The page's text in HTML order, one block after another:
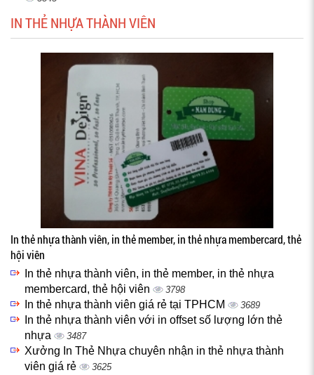
IN THẺ NHỰA THÀNH VIÊN
In thẻ nhựa thành viên, in thẻ member, in thẻ nhựa membercard, thẻ
hội viên
In thẻ nhựa thành viên, in thẻ member, in thẻ nhựa
membercard, thẻ hội viên
3798
In thẻ nhựa thành viên giá rẻ tại TPHCM 3689
In thẻ nhựa thành viên với in offset số lượng lớn thẻ
nhựa
3487
Xưởng In Thẻ Nhựa chuyên nhận in thẻ nhựa thành
viên giá rẻ
3625